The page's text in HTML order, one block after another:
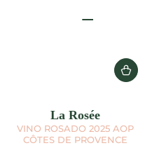
La Rosée
VINO ROSADO 2025 AOP
CÔTES DE PROVENCE